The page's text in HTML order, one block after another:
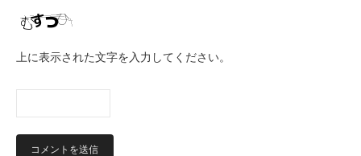
上に表示された文字を入力してください。